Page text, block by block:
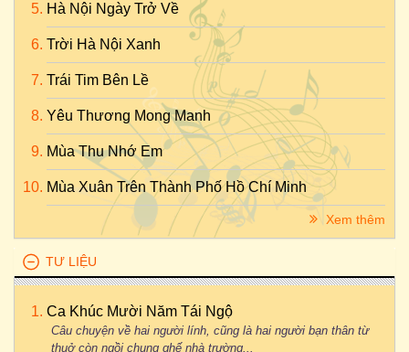
Hà Nội Ngày Trở Về
Trời Hà Nội Xanh
Trái Tim Bên Lề
Yêu Thương Mong Manh
Mùa Thu Nhớ Em
Mùa Xuân Trên Thành Phố Hồ Chí Minh
Xem thêm
TƯ LIỆU
Ca Khúc Mười Năm Tái Ngộ
Câu chuyện về hai người lính, cũng là hai người bạn thân từ
thuở còn ngồi chung ghế nhà trường...